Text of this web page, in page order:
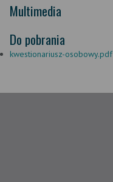
Multimedia
Do pobrania
kwestionariusz-osobowy.pdf